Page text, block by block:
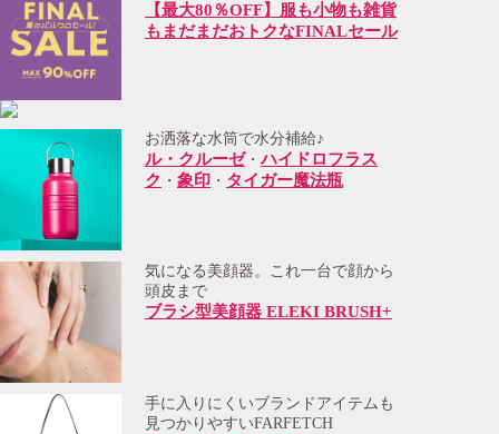
【最大80％OFF】服も小物も雑貨
もまだまだおトクなFINALセール
お洒落な水筒で水分補給♪
ル・クルーゼ・ハイドロフラス
ク ・ 象印 ・ タイガー魔法瓶
気になる美顔器。これ一台で顔から
頭皮まで
ブラシ型美顔器 ELEKI BRUSH+
手に入りにくいブランドアイテムも
見つかりやすいFARFETCH